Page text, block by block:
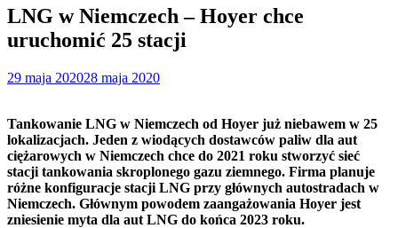
LNG w Niemczech – Hoyer chce
uruchomić 25 stacji
29 maja 202028 maja 2020
Tankowanie LNG w Niemczech od Hoyer już niebawem w 25
lokalizacjach. Jeden z wiodących dostawców paliw dla aut
ciężarowych w Niemczech chce do 2021 roku stworzyć sieć
stacji tankowania skroplonego gazu ziemnego. Firma planuje
różne konfiguracje stacji LNG przy głównych autostradach w
Niemczech. Głównym powodem zaangażowania Hoyer jest
zniesienie myta dla aut LNG do końca 2023 roku.